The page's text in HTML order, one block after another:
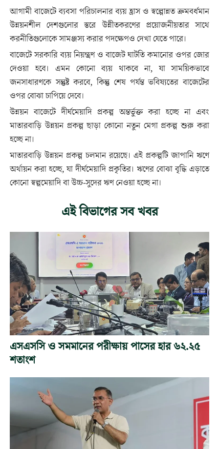
আগামী বাজেটে ব্যবসা পরিচালনার ব্যয় হ্রাস ও স্বল্পোন্নত ক্রমবর্ধমান
উন্নয়নশীল দেশগুলোর স্তরে উন্নীতকরণের প্রয়োজনীয়তার সাথে
করনীতিগুলোকে সামঞ্জস্য করার পদক্ষেপও দেখা যেতে পারে।
বাজেটে সরকারি ব্যয় নিয়ন্ত্রণ ও বাজেট ঘাটতি কমানোর ওপর জোর
দেওয়া হবে। এমন কোনো ব্যয় থাকবে না, যা সাময়িকভাবে
জনসাধারণকে সন্তুষ্ট করবে, কিন্তু শেষ পর্যন্ত ভবিষ্যতের বাজেটের
ওপর বোঝা চাপিয়ে দেবে।
উন্নয়ন বাজেটে দীর্ঘমেয়াদি প্রকল্প অন্তর্ভুক্ত করা হচ্ছে না এবং
মাতারবাড়ি উন্নয়ন প্রকল্প ছাড়া কোনো নতুন মেগা প্রকল্প শুরু করা
হচ্ছে না।
মাতারবাড়ি উন্নয়ন প্রকল্প চলমান রয়েছে। এই প্রকল্পটি জাপানি ঋণে
অর্থায়ন করা হচ্ছে, যা দীর্ঘমেয়াদি প্রকৃতির। ঋণের বোঝা বৃদ্ধি এড়াতে
কোনো স্বল্পমেয়াদি বা উচ্চ-সুদের ঋণ নেওয়া হচ্ছে না।
এই বিভাগের সব খবর
এসএসসি ও সমমানের পরীক্ষায় পাসের হার ৬২.২৫
শতাংশ